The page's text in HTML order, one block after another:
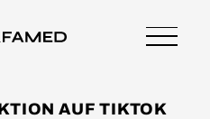
AUF TIKTOK